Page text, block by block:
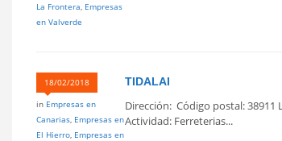
La Frontera, Empresas
en Valverde
18/02/2018
in Empresas en
Canarias, Empresas en
El Hierro, Empresas en
TIDALAI
Dirección: Código postal: 38911
Actividad: Ferreterias...